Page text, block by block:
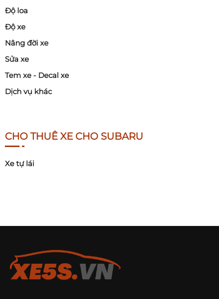
Độ loa
Độ xe
Nâng đời xe
Sửa xe
Tem xe - Decal xe
Dịch vụ khác
CHO THUÊ XE CHO SUBARU
Xe tự lái